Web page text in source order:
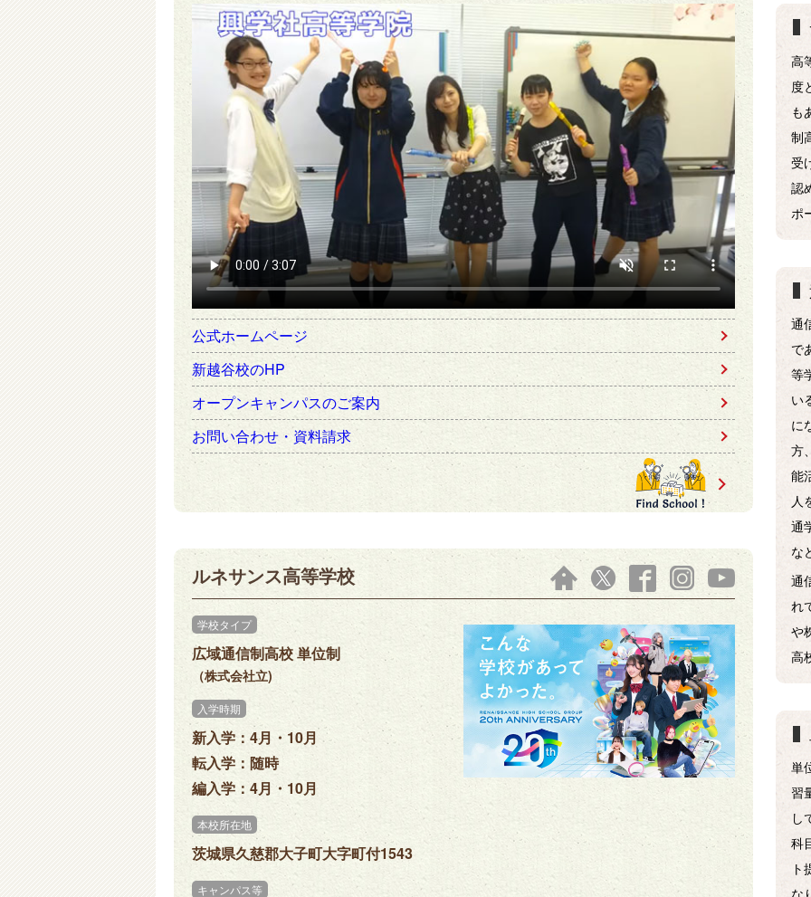
公式ホームページ
新越谷校のHP
オープンキャンパスのご案内
お問い合わせ・資料請求
ルネサンス高等学校
学校タイプ
広域通信制高校 単位制
（株式会社立)
入学時期
新入学：4月・10月
転入学：随時
編入学：4月・10月
本校所在地
茨城県久慈郡大子町大字町付1543
キャンパス等
高
度
も
制
受
認
ポ
通
で
等
い
に
方
能
人
通
な
通
れ
や
高
単
習
し
科
な